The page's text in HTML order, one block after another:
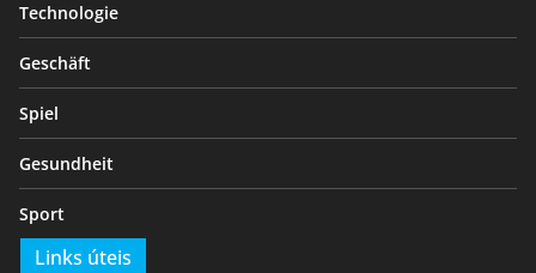
Technologie
Geschäft
Spiel
Gesundheit
Sport
Links úteis